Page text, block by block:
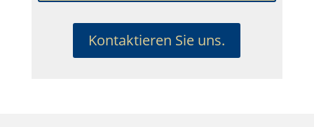
Kontaktieren Sie uns.